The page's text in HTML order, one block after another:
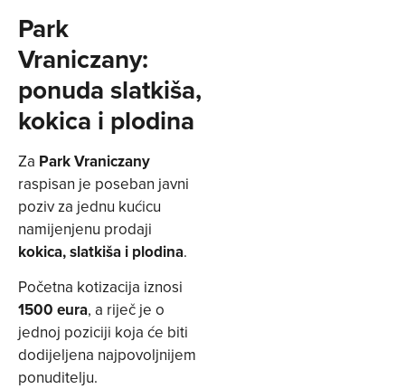
Park
Vraniczany:
ponuda slatkiša,
kokica i plodina
Za Park Vraniczany
raspisan je poseban javni
poziv za jednu kućicu
namijenjenu prodaji
kokica, slatkiša i plodina.
Početna kotizacija iznosi
1500 eura, a riječ je o
jednoj poziciji koja će biti
dodijeljena najpovoljnijem
ponuditelju.